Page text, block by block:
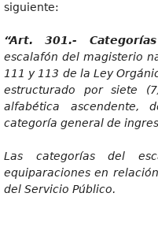
siguiente:
“Art. 301.-
escalafón del magisterio
111 y 113 de la Ley
estructurado por siete
alfabética ascendente,
categoría general de
Las categorías del
equiparaciones en
del Servicio Público.